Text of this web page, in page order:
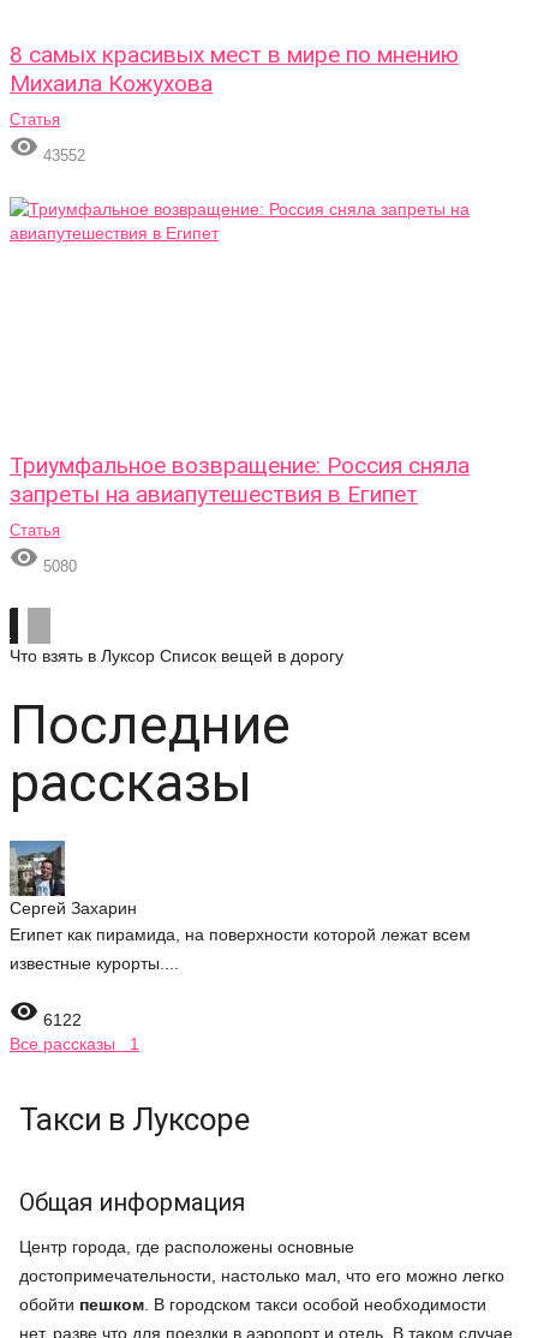
8 самых красивых мест в мире по мнению
Михаила Кожухова
Статья
 43552
Триумфальное возвращение: Россия сняла
запреты на авиапутешествия в Египет
Статья
 5080
Что взять в Луксор Список вещей в дорогу
Последние
рассказы
Сергей Захарин
Египет как пирамида, на поверхности которой лежат всем
известные курорты....
 6122
Все рассказы 1
Такси в Луксоре
Общая информация
Центр города, где расположены основные
достопримечательности, настолько мал, что его можно легко
обойти пешком. В городском такси особой необходимости
нет, разве что для поездки в аэропорт и отель. В таком случае